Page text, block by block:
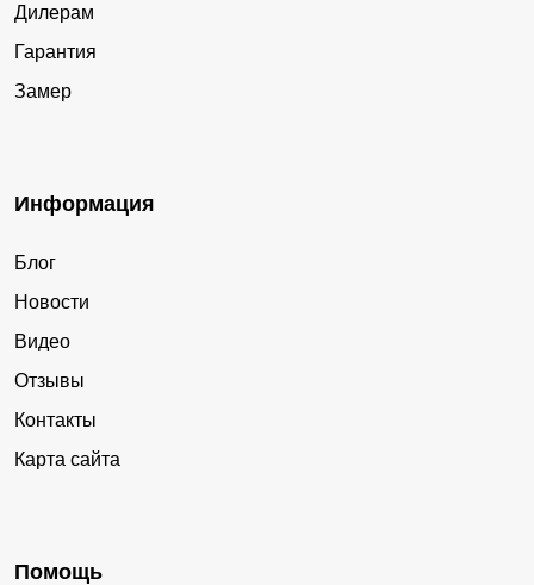
Дилерам
Гарантия
Замер
Информация
Блог
Новости
Видео
Отзывы
Контакты
Карта сайта
Помощь